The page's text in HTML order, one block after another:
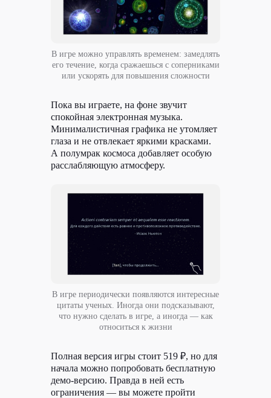
В игре можно управлять временем: замедлять
его течение, когда сражаешься с соперниками
или ускорять для повышения сложности
Пока вы играете, на фоне звучит
спокойная электронная музыка.
Минималистичная графика не утомляет
глаза и не отвлекает яркими красками.
А полумрак космоса добавляет особую
расслабляющую атмосферу.
В игре периодически появляются интересные
цитаты ученых. Иногда они подсказывают,
что нужно сделать в игре, а иногда — как
относиться к жизни
Полная версия игры стоит 519 ₽, но для
начала можно попробовать бесплатную
демо-версию. Правда в ней есть
ограничения — вы можете пройти
Клиентам Авторам
Курсы
ЖИР